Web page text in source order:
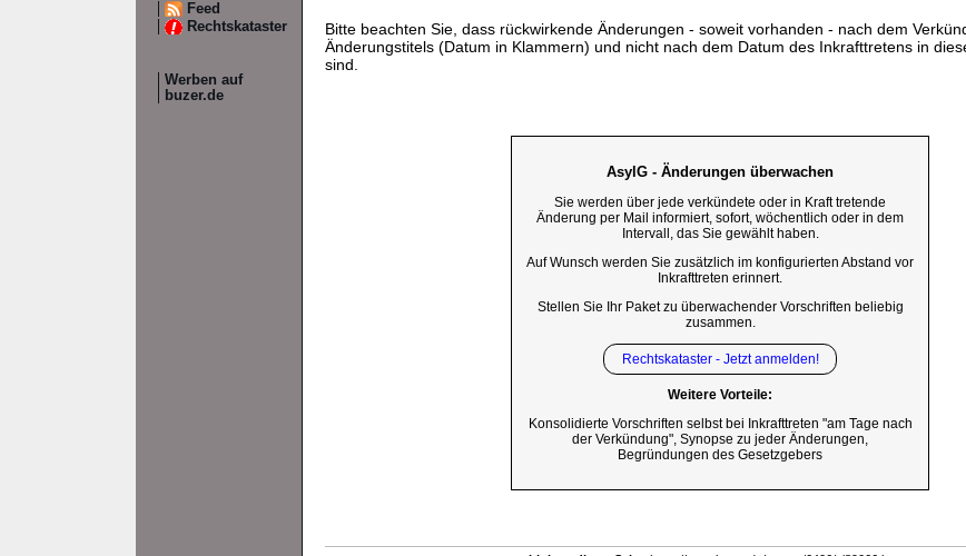
Feed
Rechtskataster
Werben auf
buzer.de
Bitte beachten Sie, dass rückwirkende Änderungen - soweit vorhanden - nach dem
Änderungstitels (Datum in Klammern) und nicht nach dem Datum des Inkrafttretens in
sind.
AsylG - Änderungen überwachen
Sie werden über jede verkündete oder in Kraft tretende
Änderung per Mail informiert, sofort, wöchentlich oder in dem
Intervall, das Sie gewählt haben.
Auf Wunsch werden Sie zusätzlich im konfigurierten Abstand vor
Inkrafttreten erinnert.
Stellen Sie Ihr Paket zu überwachender Vorschriften beliebig
zusammen.
Rechtskataster - Jetzt anmelden!
Weitere Vorteile:
Konsolidierte Vorschriften selbst bei Inkrafttreten "am Tage nach
der Verkündung", Synopse zu jeder Änderungen,
Begründungen des Gesetzgebers